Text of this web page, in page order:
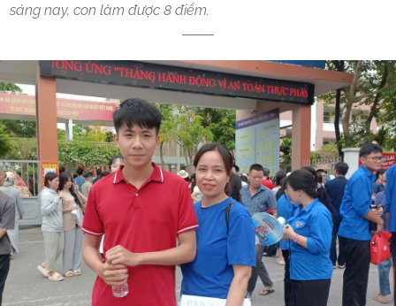
sáng nay, con làm được 8 điểm.